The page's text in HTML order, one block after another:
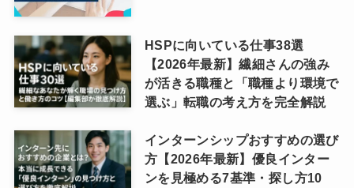
HSPに向いている仕事38選
【2026年最新】繊細さんの強み
が活きる職種と「職種より環境で
選ぶ」転職の考え方を完全解説
インターンシップおすすめの選び
方【2026年最新】優良インター
ンを見極める7基準・探し方10